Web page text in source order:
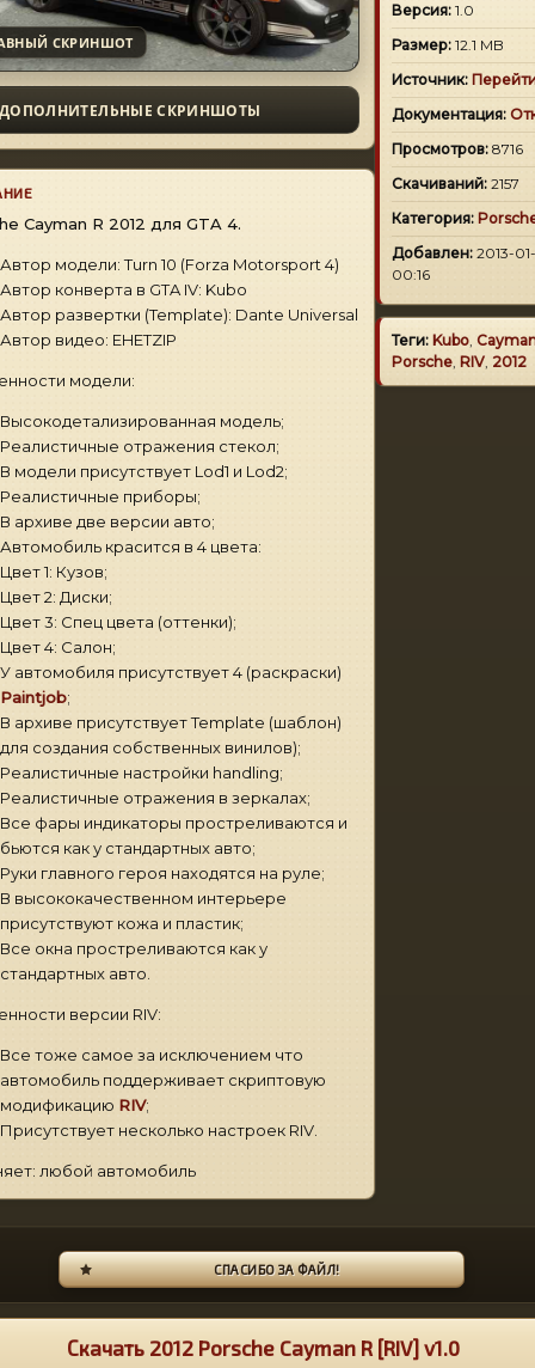
СКРИНШОТ
ДОПОЛНИТЕЛЬНЫЕ СКРИНШОТЫ
Cayman R 2012 для GTA 4.
Автор модели: Turn 10 (Forza Motorsport 4)
Автор конверта в GTA IV: Kubo
Автор развертки (Template): Dante Universal
Автор видео: EHETZIP
модели:
Высокодетализированная модель;
Реалистичные отражения стекол;
В модели присутствует Lod1 и Lod2;
Реалистичные приборы;
В архиве две версии авто;
Автомобиль красится в 4 цвета:
Цвет 1: Кузов;
Цвет 2: Диски;
Цвет 3: Спец цвета (оттенки);
Цвет 4: Салон;
У автомобиля присутствует 4 (раскраски)
Paintjob;
В архиве присутствует Template (шаблон)
для создания собственных винилов);
Реалистичные настройки handling;
Реалистичные отражения в зеркалах;
Все фары индикаторы простреливаются и
бьются как у стандартных авто;
Руки главного героя находятся на руле;
В высококачественном интерьере
присутствуют кожа и пластик;
Все окна простреливаются как у
стандартных авто.
версии RIV:
Все тоже самое за исключением что
автомобиль поддерживает скриптовую
модификацию RIV;
Присутствует несколько настроек RIV.
любой автомобиль
Версия: 1.0
Размер: 12.1 MB
Источник:
Документация:
Просмотров: 8716
Скачиваний: 2157
Категория:
Добавлен: 2013-
00:16
Теги: Kubo,
Porsche, RIV, 2012
СПАСИБО ЗА ФАЙЛ!
Скачать 2012 Porsche Cayman R [RIV] v1.0